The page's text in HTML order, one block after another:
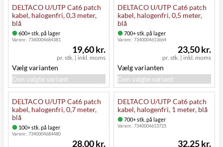
DELTACO U/UTP Cat6 patch
kabel, halogenfri, 0,3 meter,
blå
600+ stk. på lager
Varenr.:7340004684381
pr. stk. | inkl. moms
19,60 kr.
Vælg varianten
Den valgte variant
DELTACO U/UTP Cat6 patch
kabel, halogenfri, 0,5 meter,
blå
700+ stk. på lager
Varenr.:7340004613664
pr. stk. | inkl. moms
23,50 kr.
Vælg varianten
Den valgte variant
DELTACO U/UTP Cat6 patch
kabel, halogenfri, 0,7 meter,
blå
100+ stk. på lager
Varenr.:7340004684480
28,00 kr.
DELTACO U/UTP Cat6 patch
kabel, halogenfri, 1 meter, blå
700+ stk. på lager
Varenr.:7340004613725
32,25 kr.